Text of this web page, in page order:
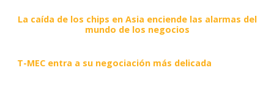
La caída de los chips en Asia enciende las alarmas del
mundo de los negocios
T-MEC entra a su negociación más delicada